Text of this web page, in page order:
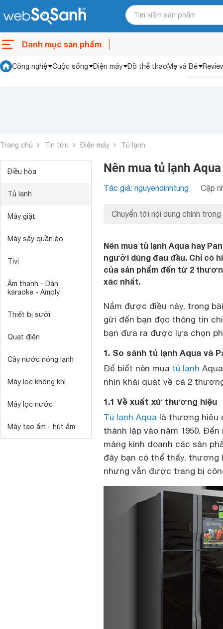
Danh mục sản phẩm
Công nghệ Cuộc sống Điện máy Đồ thể thaoMẹ và Bé
Trang chủ Tin tức Điện máy Tủ lạnh
Điều hòa
Tủ lạnh
Máy giặt
Máy sấy quần áo
Tivi
Âm thanh - Dàn
karaoke - Amply
Thiết bị sưởi
Quạt điện
Cây nước nóng lạnh
Máy lọc không khí
Máy lọc nước
Máy tạo ẩm - hút ẩm
Nên mua tủ lạnh
Tác giả: nguyendinhtung Cập
Chuyển tới nội dung chính trong
Nên mua tủ lạnh Aqua hay
người dùng đau đầu. Chỉ có
của sản phẩm đến từ 2
xác nhất.
Nắm được điều này, trong
gửi đến bạn đọc thông tin
bạn đưa ra được lựa chọn
1. So sánh tủ lạnh Aqua và
Để biết nên mua tủ lạnh
nhìn khái quát về cả 2
1.1 Về xuất xứ thương hiệu
Tủ lạnh Aqua là thương hiệu
thành lập vào năm 1950.
mảng kinh doanh các sản
đây bạn có thể thấy, thương
nhưng vẫn được trang bị